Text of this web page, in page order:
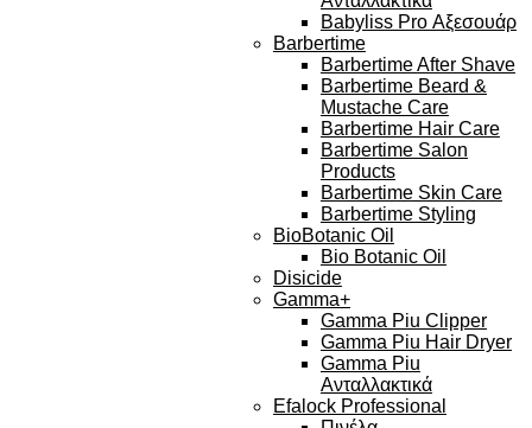
Babyliss Pro Αξεσουάρ
Barbertime
Barbertime After Shave
Barbertime Beard &
Mustache Care
Barbertime Hair Care
Barbertime Salon
Products
Barbertime Skin Care
Barbertime Styling
BioBotanic Oil
Bio Botanic Oil
Disicide
Gamma+
Gamma Piu Clipper
Gamma Piu Hair Dryer
Gamma Piu
Ανταλλακτικά
Efalock Professional